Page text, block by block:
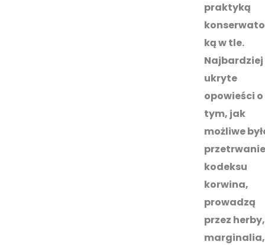
praktyką
ką w tle.
Najbardziej
ukryte
opowieści o
tym, jak
możliwe
przetrwanie
kodeksu
korwina,
prowadzą
przez herby,
marginalia,